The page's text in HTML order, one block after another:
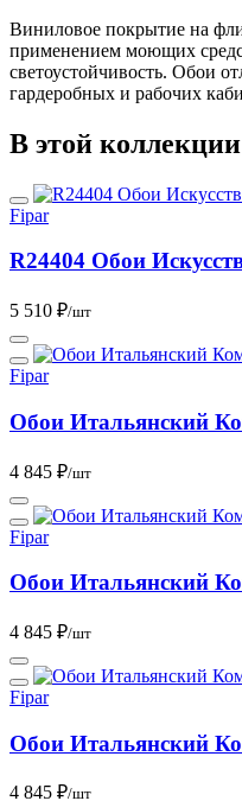
Виниловое покрытие на
применением моющих
светоустойчивость. Обои
гардеробных и рабочих
В этой коллекции
Fipar
R24404 Обои
5 510 ₽/шт
Fipar
Обои Итальянский
4 845 ₽/шт
Fipar
Обои Итальянский
4 845 ₽/шт
Fipar
Обои Итальянский
4 845 ₽/шт